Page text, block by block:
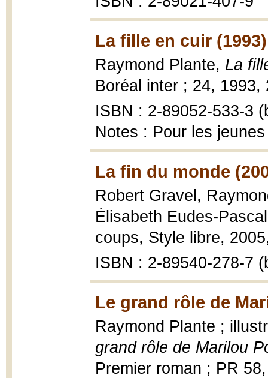
La fille en cuir (1993)
Raymond Plante, La
Boréal inter ; 24, 1993,
ISBN : 2-89052-533-3
Notes : Pour les jeunes
La fin du monde
Robert Gravel,
Élisabeth Eudes-
coups, Style libre,
ISBN : 2-89540-278-7
Le grand rôle de
Raymond Plante ;
grand rôle de Marilou
Premier roman ; PR